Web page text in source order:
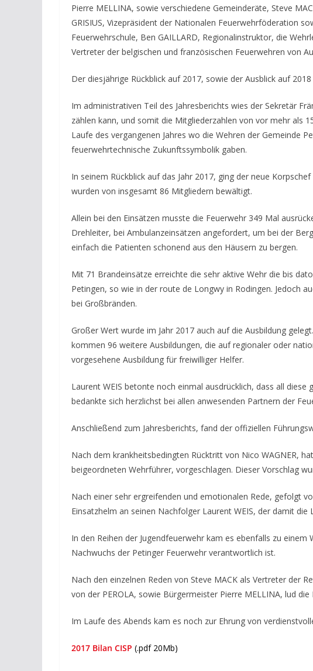
Pierre MELLINA, sowie verschiedene Gemeinderäte, Steve
GRISIUS, Vizepräsident der Nationalen Feuerwehrföderation
Feuerwehrschule, Ben GAILLARD, Regionalinstruktor, die
Vertreter der belgischen und französischen Feuerwehren von
Der diesjährige Rückblick auf 2017, sowie der Ausblick auf
Im administrativen Teil des Jahresberichts wies der Sekretär
zählen kann, und somit die Mitgliederzahlen von vor mehr als
Laufe des vergangenen Jahres wo die Wehren der Gemeinde
feuerwehrtechnische Zukunftssymbolik gaben.
In seinem Rückblick auf das Jahr 2017, ging der neue
wurden von insgesamt 86 Mitgliedern bewältigt.
Allein bei den Einsätzen musste die Feuerwehr 349 Mal
Drehleiter, bei Ambulanzeinsätzen angefordert, um bei der
einfach die Patienten schonend aus den Häusern zu bergen.
Mit 71 Brandeinsätze erreichte die sehr aktive Wehr die bis
Petingen, so wie in der route de Longwy in Rodingen. Jedoch
bei Großbränden.
Großer Wert wurde im Jahr 2017 auch auf die Ausbildung
kommen 96 weitere Ausbildungen, die auf regionaler oder
vorgesehene Ausbildung für freiwilliger Helfer.
Laurent WEIS betonte noch einmal ausdrücklich, dass all
bedankte sich herzlichst bei allen anwesenden Partnern der
Anschließend zum Jahresberichts, fand der offiziellen
Nach dem krankheitsbedingten Rücktritt von Nico WAGNER,
beigeordneten Wehrführer, vorgeschlagen. Dieser Vorschlag
Nach einer sehr ergreifenden und emotionalen Rede, gefolgt
Einsatzhelm an seinen Nachfolger Laurent WEIS, der damit die
In den Reihen der Jugendfeuerwehr kam es ebenfalls zu einem
Nachwuchs der Petinger Feuerwehr verantwortlich ist.
Nach den einzelnen Reden von Steve MACK als Vertreter der
von der PEROLA, sowie Bürgermeister Pierre MELLINA, lud
Im Laufe des Abends kam es noch zur Ehrung von
2017 Bilan CISP (.pdf 20Mb)